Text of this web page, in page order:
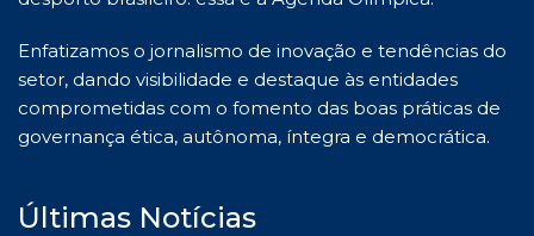
Enfatizamos o jornalismo de inovação e tendências do
setor, dando visibilidade e destaque às entidades
comprometidas com o fomento das boas práticas de
governança ética, autônoma, íntegra e democrática.
Últimas Notícias